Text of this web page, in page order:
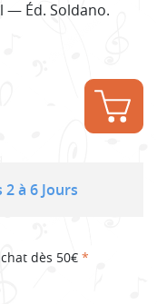
— Éd. Soldano.
à 6 Jours
dès 50€ *